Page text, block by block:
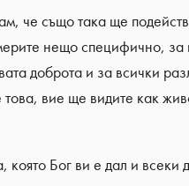
че също така ще
нещо специфично, за
доброта и за всички
вие ще видите как
Бог ви е дал и всеки